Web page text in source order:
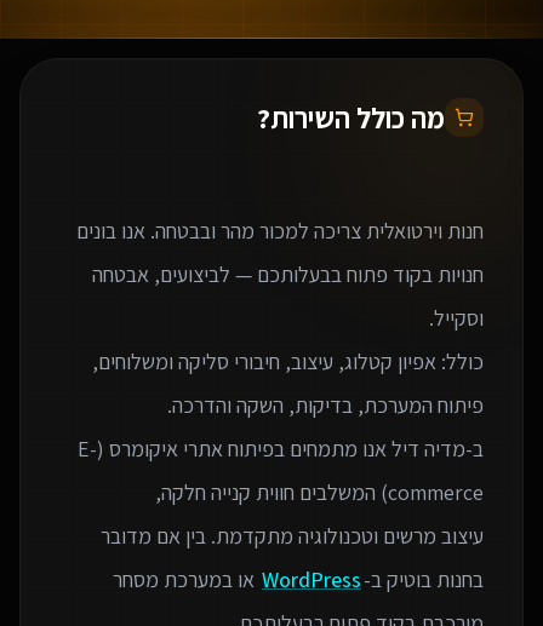
מה כולל השירות?
חנות וירטואלית צריכה למכור מהר ובבטחה. אנו בונים
חנויות בקוד פתוח בבעלותכם — לביצועים, אבטחה
כולל: אפיון קטלוג, עיצוב, חיבורי סליקה ומשלוחים,
ב-מדיה דיל אנו מתמחים בפיתוח אתרי איקומרס (E-
עיצוב מרשים וטכנולוגיה מתקדמת. בין אם מדובר
בחנות בוטיק ב-WordPress או במערכת מסחר